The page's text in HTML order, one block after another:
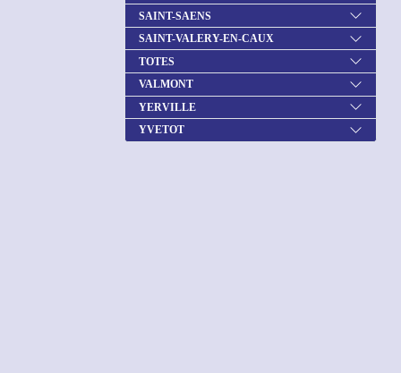
SAINT-SAENS
SAINT-VALERY-EN-CAUX
TOTES
VALMONT
YERVILLE
YVETOT